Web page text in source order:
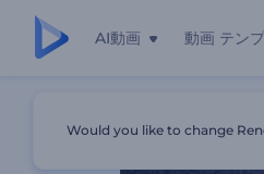
AI動画 動画 テン
Would you like to change